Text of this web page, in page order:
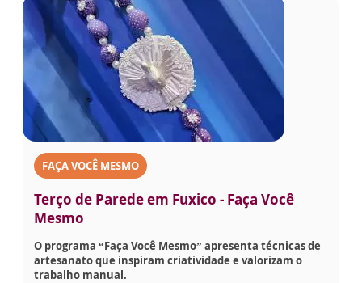
FAÇA VOCÊ MESMO
Terço de Parede em Fuxico - Faça Você
Mesmo
O programa “Faça Você Mesmo” apresenta técnicas de
artesanato que inspiram criatividade e valorizam o
trabalho manual.